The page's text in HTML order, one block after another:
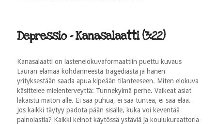
Depressio - Kanasalaatti (3:22)
Kanasalaatti on lastenelokuvaformaattiin puettu kuvaus
Lauran elämää kohdanneesta tragediasta ja hänen
yrityksestään saada apua kipeään tilanteeseen. Miten elokuva
käsittelee mielenterveyttä: Tunnekylmä perhe. Vaikeat asiat
lakaistu maton alle. Ei saa puhua, ei saa tuntea, ei saa elää.
Jos kaikki täytyy padota pään sisälle, kuka voi keventää
painolastia? Kaikki keinot käytössä ystäviä ja koulukuraattoria